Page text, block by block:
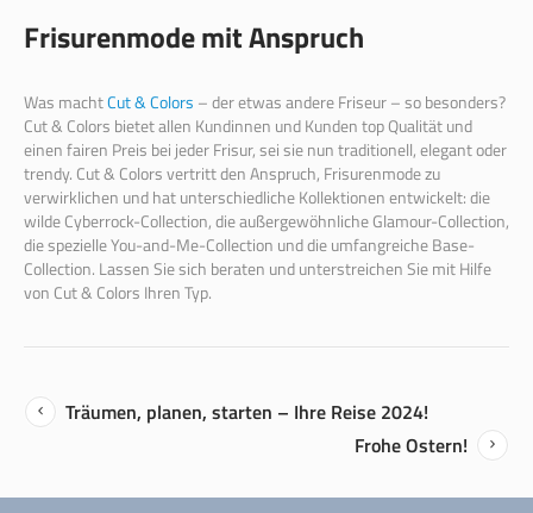
Frisurenmode mit Anspruch
Was machtCut & Colors – der etwas andere Friseur – so besonders?
Cut & Colors bietet allen Kundinnen und Kunden top Qualität und
einen fairen Preis bei jeder Frisur, sei sie nun traditionell, elegant oder
trendy. Cut & Colors vertritt den Anspruch, Frisurenmode zu
verwirklichen und hat unterschiedliche Kollektionen entwickelt: die
wilde Cyberrock-Collection, die außergewöhnliche Glamour-Collection,
die spezielle You-and-Me-Collection und die umfangreiche Base-
Collection. Lassen Sie sich beraten und unterstreichen Sie mit Hilfe
von Cut & Colors Ihren Typ.
Träumen, planen, starten – Ihre Reise 2024!
Frohe Ostern!